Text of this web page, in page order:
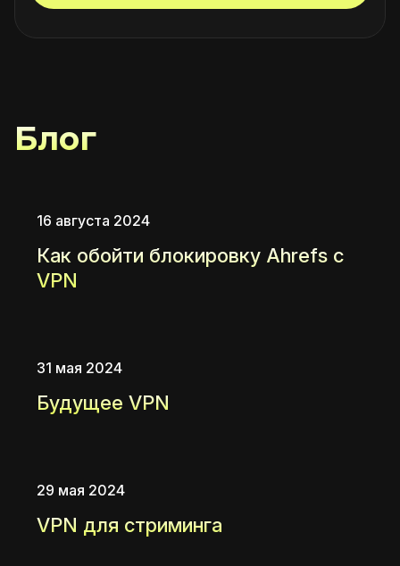
Блог
16 августа 2024
Как обойти блокировку Ahrefs с
VPN
31 мая 2024
Будущее VPN
29 мая 2024
VPN для стриминга